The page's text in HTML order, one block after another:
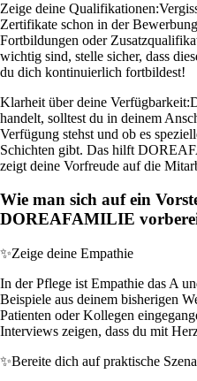
Zeige deine Qualifikationen:
Zertifikate schon in der
Fortbildungen oder
wichtig sind, stelle sicher, dass
du dich kontinuierlich fortbildest!
Klarheit über deine Verfügbarkeit:
handelt, solltest du in deinem
Verfügung stehst und ob es
Schichten gibt. Das hilft
zeigt deine Vorfreude auf die
Wie man sich auf ein
DOREAFAMILIE
✨Zeige deine Empathie
In der Pflege ist Empathie das A
Beispiele aus deinem bisherigen
Patienten oder Kollegen
Interviews zeigen, dass du mit
✨Bereite dich auf praktische